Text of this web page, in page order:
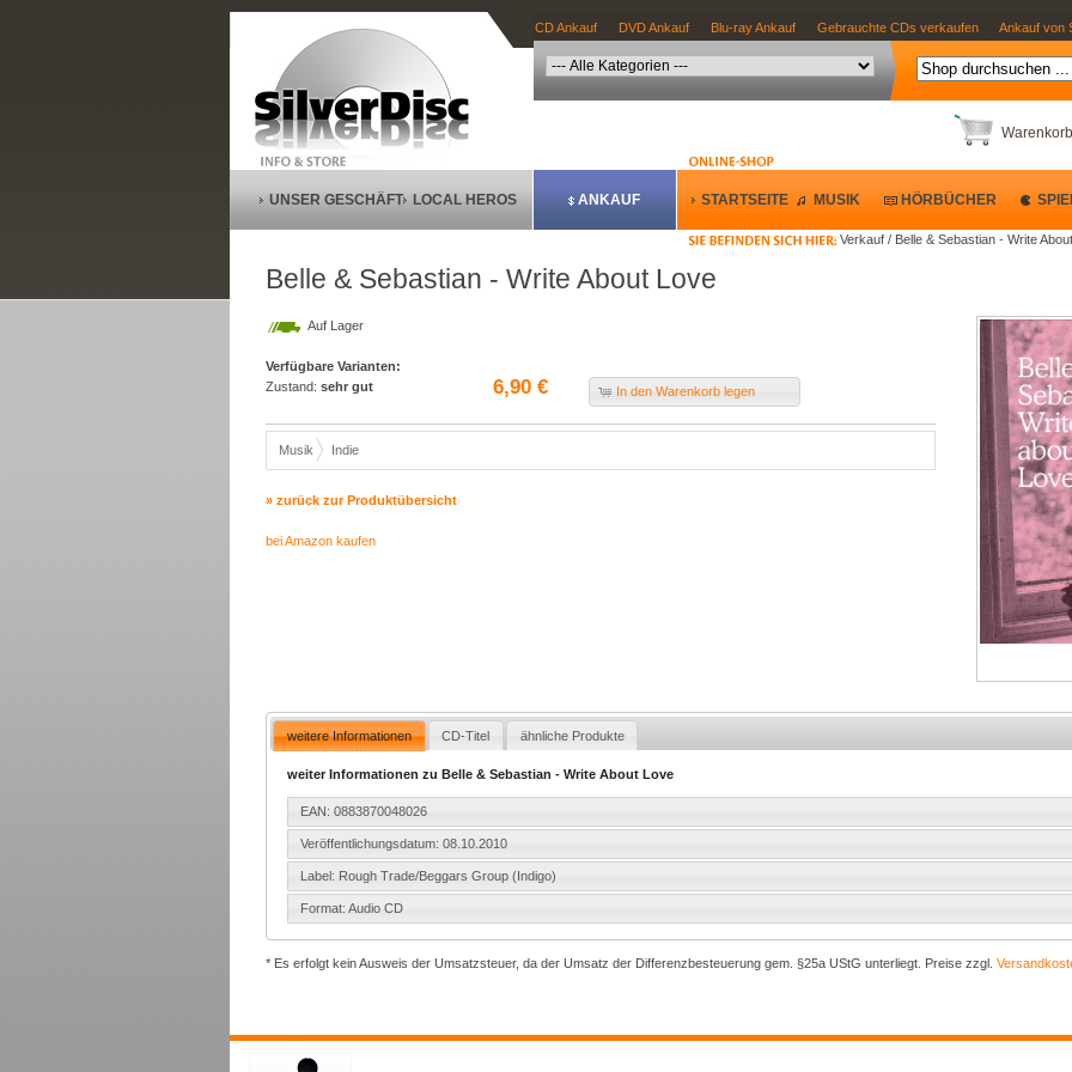
CD Ankauf DVD Ankauf Blu-ray Ankauf Gebrauchte CDs verkaufen Ankauf von
Warenkorb
Verkauf / Belle & Sebastian - Write
UNSER GESCHÄFT LOCAL HEROS ANKAUF STARTSEITE MUSIK HÖRBÜCHER
Belle & Sebastian - Write About Love
Auf Lager
Verfügbare Varianten:
Zustand: sehr gut 6,90 € In den Warenkorb legen
Musik Indie
» zurück zur Produktübersicht
bei Amazon kaufen
weitere Informationen CD-Titel ähnliche Produkte
weiter Informationen zu Belle & Sebastian - Write About Love
EAN: 0883870048026
Veröffentlichungsdatum: 08.10.2010
Label: Rough Trade/Beggars Group (Indigo)
Format: Audio CD
* Es erfolgt kein Ausweis der Umsatzsteuer, da der Umsatz der Differenzbesteuerung gem. §25a UStG unterliegt. Preise zzgl.